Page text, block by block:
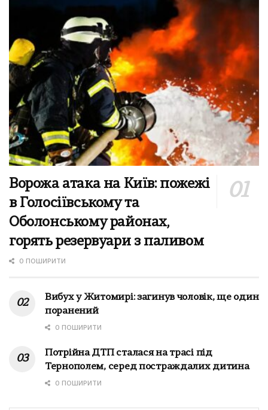
Ворожа атака на Київ: пожежі
в Голосіївському та
Оболонському районах,
горять резервуари з паливом
0 ПОШИРИТИ
Вибух у Житомирі: загинув чоловік, ще один
поранений
0 ПОШИРИТИ
Потрійна ДТП сталася на трасі під
Тернополем, серед постраждалих дитина
0 ПОШИРИТИ